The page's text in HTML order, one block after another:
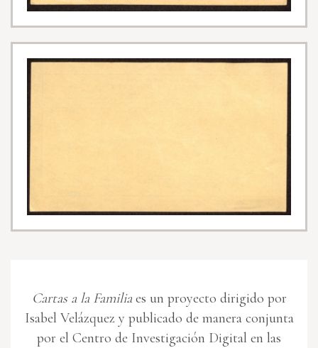
Cartas a la Familiaes un proyecto dirigido por
Isabel Velázquez y publicado de manera conjunta
por el Centro de Investigación Digital en las